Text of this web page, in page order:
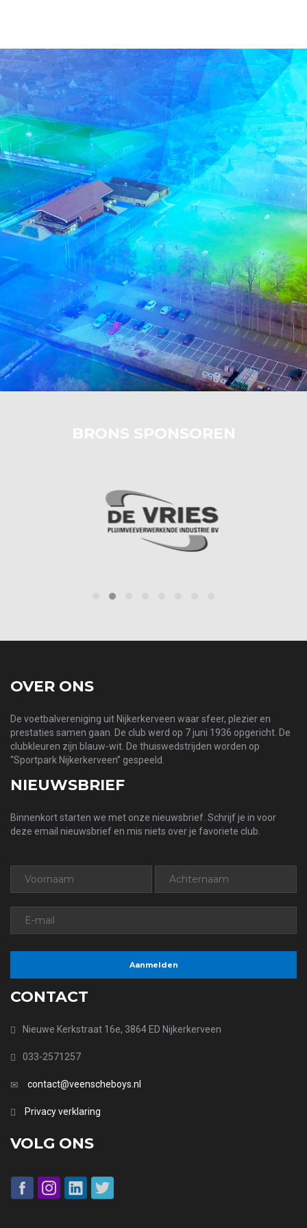
BRONS SPONSOREN
OVER ONS
De voetbalvereniging uit Nijkerkerveen waar sfeer, plezier en
prestaties samen gaan. De club werd op 7 juni 1936 opgericht. De
clubkleuren zijn blauw-wit. De thuiswedstrijden worden op
“Sportpark Nijkerkerveen” gespeeld.
NIEUWSBRIEF
Binnenkort starten we met onze nieuwsbrief. Schrijf je in voor
deze email nieuwsbrief en mis niets over je favoriete club.
CONTACT
Nieuwe Kerkstraat 16e, 3864 ED Nijkerkerveen
033-2571257
contact@veenscheboys.nl
Privacy verklaring
VOLG ONS